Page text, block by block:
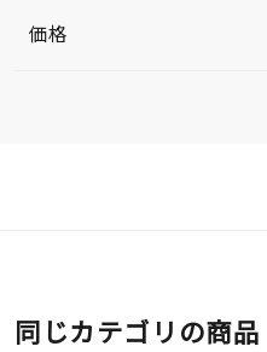
価格
同じカテゴリの商品